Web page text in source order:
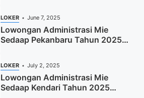
LOKER June 7, 2025
Lowongan Administrasi Mie
Sedaap Pekanbaru Tahun 2025
LOKER July 2, 2025
Lowongan Administrasi Mie
Sedaap Kendari Tahun 2025